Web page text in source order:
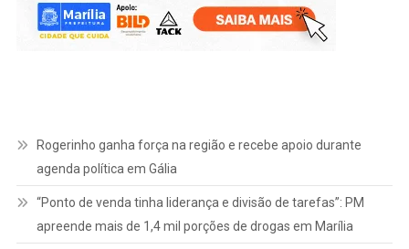
Rogerinho ganha força na região e recebe apoio durante
agenda política em Gália
“Ponto de venda tinha liderança e divisão de tarefas”: PM
apreende mais de 1,4 mil porções de drogas em Marília